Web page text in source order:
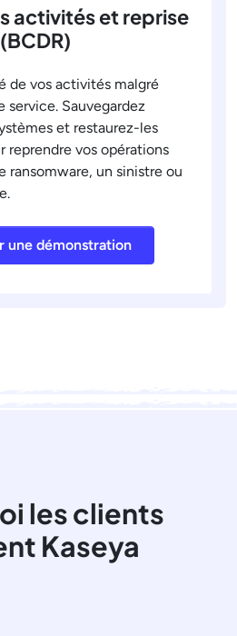
activités et reprise
de vos activités malgré
Sauvegardez
et restaurez-les
reprendre vos opérations
ransomware, un sinistre ou
une démonstration
les clients
Kaseya